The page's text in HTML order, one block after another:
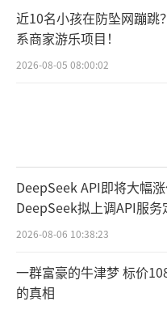
近10名小孩在防坠网蹦跳
系商家游乐项目！
2026-08-05 08:00:02
DeepSeek API即将大幅
DeepSeek拟上调API服务
2026-08-06 10:38:23
一群富豪的牛津梦 标价
的真相